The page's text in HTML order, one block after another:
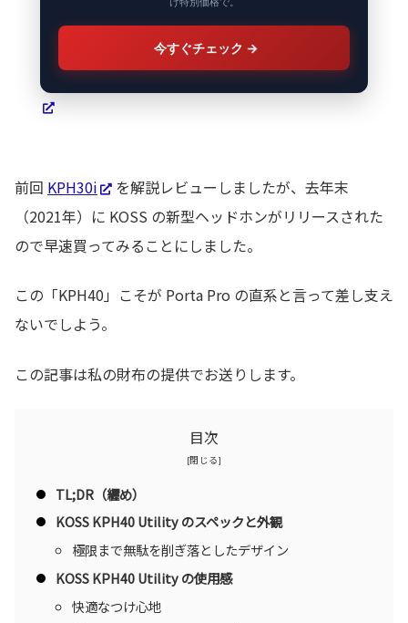
今すぐチェック →
前回 KPH30i
を解説レビューしましたが、去年末
（2021年）に KOSS の新型ヘッドホンがリリースされた
ので早速買ってみることにしました。
この「KPH40」こそが Porta Pro の直系と言って差し支え
ないでしよう。
この記事は私の財布の提供でお送りします。
目次
TL;DR（纒め）
KOSS KPH40 Utility のスペックと外観
極限まで無駄を削ぎ落としたデザイン
KOSS KPH40 Utility の使用感
快適なつけ心地